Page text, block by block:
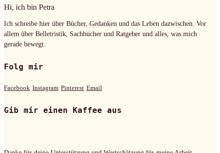
Hi, ich bin Petra
Ich schreibe hier über Bücher, Gedanken und das Leben dazwischen. Vor
allem über Belletristik, Sachbücher und Ratgeber und alles, was mich
gerade bewegt.
Folg mir
Facebook Instagram Pinterest Email
Gib mir einen Kaffee aus